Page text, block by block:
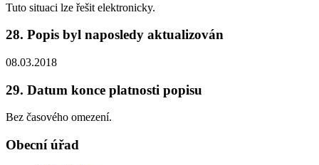
Tuto situaci lze řešit elektronicky.
28. Popis byl naposledy aktualizován
08.03.2018
29. Datum konce platnosti popisu
Bez časového omezení.
Obecní úřad